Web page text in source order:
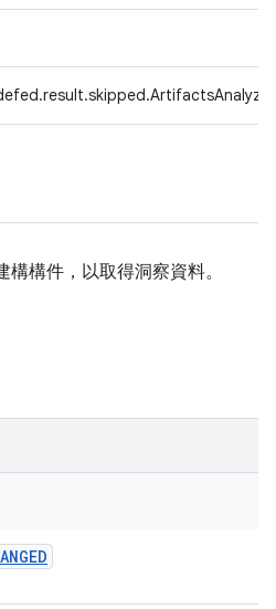
構件，以取得洞察資料。